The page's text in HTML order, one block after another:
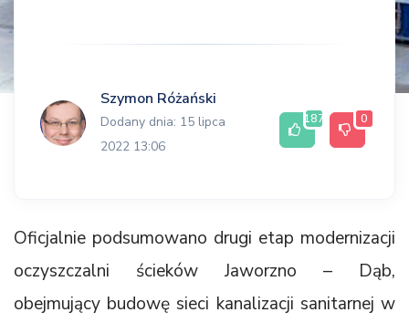
Szymon Różański
Dodany dnia: 15 lipca
2022 13:06
187 0
Oficjalnie podsumowano drugi etap modernizacji
oczyszczalni ścieków Jaworzno – Dąb,
obejmujący budowę sieci kanalizacji sanitarnej w